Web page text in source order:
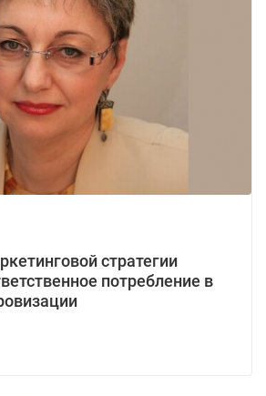
стратегии
потребление в